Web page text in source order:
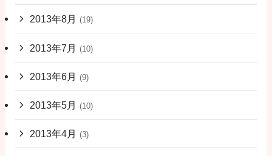
2013年8月 (19)
2013年7月 (10)
2013年6月 (9)
2013年5月 (10)
2013年4月 (3)